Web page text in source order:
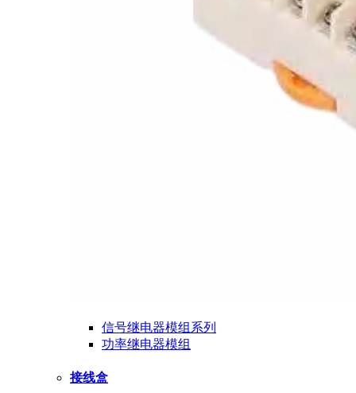
信号继电器模组系列
功率继电器模组
接线盒